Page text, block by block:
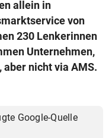
allein in
von
230 Lenkerinnen
Unternehmen,
nicht via AMS.
Google-Quelle